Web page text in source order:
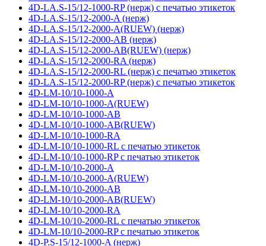
4D-LA.S-15/12-1000-RP (нерж) с печатью этикеток
4D-LA.S-15/12-2000-A (нерж)
4D-LA.S-15/12-2000-A(RUEW) (нерж)
4D-LA.S-15/12-2000-AB (нерж)
4D-LA.S-15/12-2000-AB(RUEW) (нерж)
4D-LA.S-15/12-2000-RA (нерж)
4D-LA.S-15/12-2000-RL (нерж) с печатью этикеток
4D-LA.S-15/12-2000-RP (нерж) с печатью этикеток
4D-LM-10/10-1000-A
4D-LM-10/10-1000-A(RUEW)
4D-LM-10/10-1000-AB
4D-LM-10/10-1000-AB(RUEW)
4D-LM-10/10-1000-RA
4D-LM-10/10-1000-RL с печатью этикеток
4D-LM-10/10-1000-RP с печатью этикеток
4D-LM-10/10-2000-A
4D-LM-10/10-2000-A(RUEW)
4D-LM-10/10-2000-AB
4D-LM-10/10-2000-AB(RUEW)
4D-LM-10/10-2000-RA
4D-LM-10/10-2000-RL с печатью этикеток
4D-LM-10/10-2000-RP с печатью этикеток
4D-P.S-15/12-1000-A (нерж)